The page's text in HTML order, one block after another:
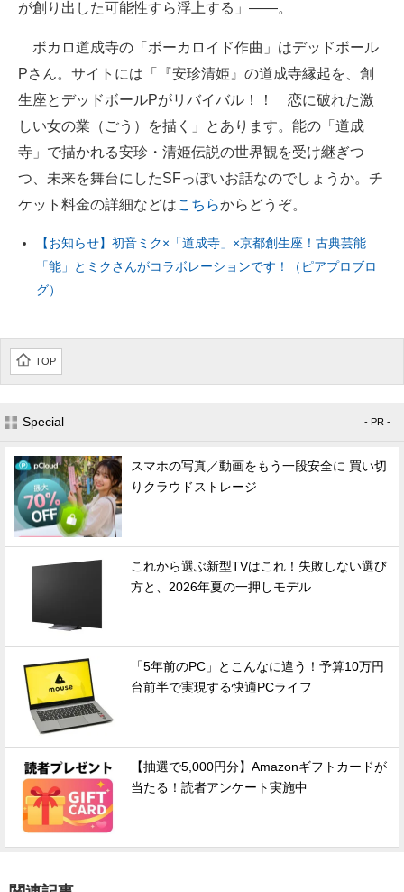
が創り出した可能性すら浮上する」――。
ボカロ道成寺の「ボーカロイド作曲」はデッドボール
Pさん。サイトには「『安珍清姫』の道成寺縁起を、創
生座とデッドボールPがリバイバル！！ 恋に破れた激
しい女の業（ごう）を描く」とあります。能の「道成
寺」で描かれる安珍・清姫伝説の世界観を受け継ぎつ
つ、未来を舞台にしたSFっぽいお話なのでしょうか。チ
ケット料金の詳細などはこちらからどうぞ。
【お知らせ】初音ミク×「道成寺」×京都創生座！古典芸能
「能」とミクさんがコラボレーションです！（ピアプロブロ
グ）
TOP
Special - PR -
スマホの写真／動画をもう一段安全に 買い切
りクラウドストレージ
これから選ぶ新型TVはこれ！失敗しない選び
方と、2026年夏の一押しモデル
「5年前のPC」とこんなに違う！予算10万円
台前半で実現する快適PCライフ
【抽選で5,000円分】Amazonギフトカードが
当たる！読者アンケート実施中